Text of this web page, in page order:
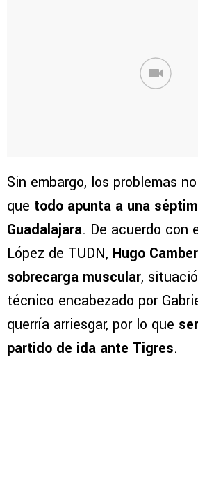
Sin embargo, los problemas
que todo apunta a una
Guadalajara. De acuerdo con
López de TUDN, Hugo
sobrecarga muscular,
técnico encabezado por
querría arriesgar, por lo que
partido de ida ante Tigres.